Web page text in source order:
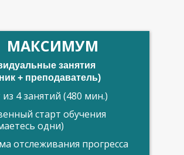
МАКСИМУМ
занятия
+ преподаватель)
4 занятий (480 мин.)
старт обучения
одни)
отслеживания прогресса